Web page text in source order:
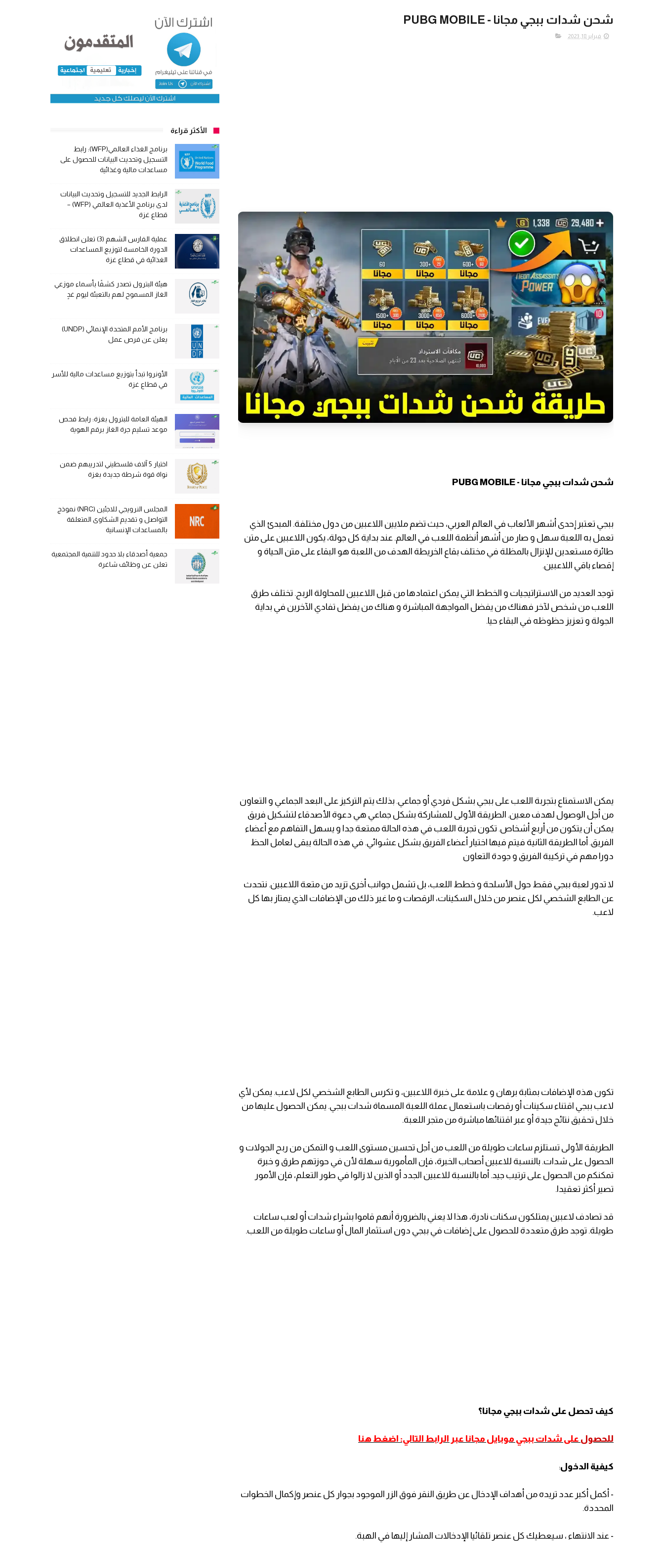
شحن شدات ببجي مجانا - PUBG MOBILE
فبراير 18, 2023
شحن شدات ببجي مجانا - PUBG MOBILE
ببجي تعتبر إحدى أشهر الألعاب في العالم العربي، حيث تضم ملايين اللاعبين من دول مختلفة. المبدئ الذي
تعمل به اللعبة سهل و صار من أشهر أنظمة اللعب في العالم. عند بداية كل جولة، يكون اللاعبين على متن
طائرة مستعدين للإنزال بالمظلة في مختلف بقاع الخريطة الهدف من اللعبة هو البقاء على متن الحياة و
إقصاء باقي اللاعبين.
توجد العديد من الاستراتيجيات و الخطط التي يمكن اعتمادها من قبل اللاعبين للمحاولة الربح. تختلف طرق
اللعب من شخص لآخر فهناك من يفضل المواجهة المباشرة و هناك من يفضل تفادي الآخرين في بداية
الجولة و تعزيز حظوظه في البقاء حيا.
يمكن الاستمتاع بتجربة اللعب على ببجي بشكل فردي أو جماعي. بذلك يتم التركيز على البعد الجماعي و التعاون
من أجل الوصول لهدف معين. الطريقة الأولى للمشاركة بشكل جماعي هي دعوة الأصدقاء لتشكيل فريق
يمكن أن يتكون من أربع أشخاص. تكون تجربة اللعب في هذه الحالة ممتعة جدا و يسهل التفاهم مع أعضاء
الفريق. أما الطريقة الثانية فيتم فيها اختيار أعضاء الفريق بشكل عشوائي. في هذه الحالة يبقى لعامل الحظ
دورا مهم في تركيبة الفريق و جودة التعاون
لا تدور لعبة ببجي فقط حول الأسلحة و خطط اللعب، بل تشمل جوانب أخرى تزيد من متعة اللاعبين. نتحدث
عن الطابع الشخصي لكل عنصر من خلال السكينات، الرقصات و ما غير ذلك من الإضافات الذي يمتاز بها كل
لاعب.
تكون هذه الإضافات بمثابة برهان و علامة على خبرة اللاعبين، و تكرس الطابع الشخصي لكل لاعب. يمكن لأي
لاعب ببجي اقتناء سكينات أو رقصات باستعمال عملة اللعبة المسماة شدات ببجي. يمكن الحصول عليها من
خلال تحقيق نتائج جيدة أو عبر اقتنائها مباشرة من متجر اللعبة.
الطريقة الأولى تستلزم ساعات طويلة من اللعب من أجل تحسين مستوى اللعب و التمكن من ربح الجولات و
الحصول على شدات. بالنسبة للاعبين أصحاب الخبرة، فإن المأمورية سهلة لأن في حوزتهم طرق و خبرة
تمكنكم من الحصول على ترتيب جيد. أما بالنسبة للاعبين الجدد أو الذين لا زالوا في طور التعلم، فإن الأمور
تصير أكثر تعقيدا.
قد تصادف لاعبين يمتلكون سكنات نادرة، هذا لا يعني بالضرورة أنهم قاموا بشراء شدات أو لعب ساعات
طويلة. توجد طرق متعددة للحصول على إضافات في ببجي دون استثمار المال أو ساعات طويلة من اللعب.
كيف تحصل على شدات ببجي مجانا؟
للحصول على شدات ببجي موبايل مجانا عبر الرابط التالي: اضغط هنا
كيفية الدخول:
- أكمل أكبر عدد تريده من أهداف الإدخال عن طريق النقر فوق الزر الموجود بجوار كل عنصر وإكمال الخطوات
المحددة.
- عند الانتهاء ، سيعطيك كل عنصر تلقائيا الإدخالات المشار إليها في الهبة.
الأكثر قراءة
برنامج الغذاء العالمي(WFP): رابط
التسجيل وتحديث البيانات للحصول على
مساعدات مالية وغذائية
الرابط الجديد للتسجيل وتحديث البيانات
لدى برنامج الأغذية العالمي (WFP) –
قطاع غزة
عملية الفارس الشهم (3) تعلن انطلاق
الدورة الخامسة لتوزيع المساعدات
الغذائية في قطاع غزة
هيئة البترول تصدر كشفًا بأسماء موزعي
الغاز المسموح لهم بالتعبئة ليوم غدٍ
برنامج الأمم المتحدة الإنمائي (UNDP)
يعلن عن فرص عمل
الأونروا تبدأ بتوزيع مساعدات مالية للأسر
في قطاع غزة
الهيئة العامة للبترول بغزة: رابط فحص
موعد تسليم جرة الغاز برقم الهوية
اختيار 5 آلاف فلسطيني لتدريبهم ضمن
نواة قوة شرطة جديدة بغزة
المجلس النرويجي للاجئين (NRC) نموذج
التواصل و تقديم الشكاوى المتعلقة
بالمساعدات الإنسانية
جمعية أصدقاء بلا حدود للتنمية المجتمعية
تعلن عن وظائف شاغرة